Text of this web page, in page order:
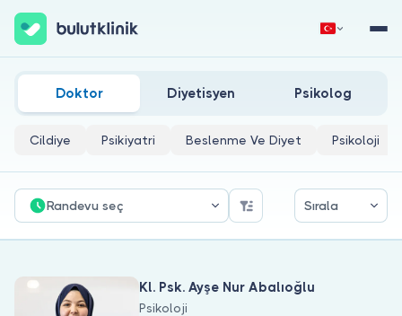
Hastalar için
Hemen Kaydol Giriş Yap
Çocuklarda Tuvalet Eğitimi Doktorları
Doktor Diyetisyen Psikolog
Cildiye Psikiyatri Beslenme Ve Diyet Psikoloji
Randevu seç Sırala
Kl. Psk. Ayşe Nur Abalıoğlu
Psikoloji